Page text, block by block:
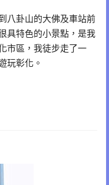
八卦山的大佛及車站前
具特色的小景點，是我
市區，我徒步走了一
玩彰化。